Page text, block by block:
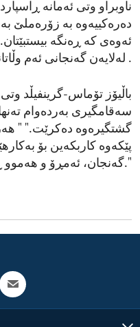
ناوبراو وتی ئەمانە
دەرەکییەوە بە زۆرەملێ
ئەوەی کە ڕەنگە
لەلایەن گەنجانی ئەم وڵاتانەوە داوای بۆ دەکرێت .
باڵیۆز تۆماس-گرینفیڵد
سەقامگیری بەردەوام
گشتگیرەوە دەکرێت." "
پێکەوە کاربکەین بۆ
گەنجان، ئەمڕۆ و هەموو ڕۆژێک لەگەڵیان کاربکەین."